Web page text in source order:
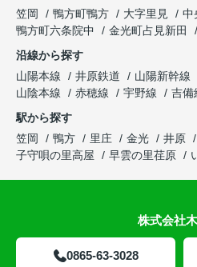
笠岡
鴨方町鴨方 大字里見 中
鴨方町六条院中
金光町占見新田
沿線から探す
山陽本線
井原鉄道 山陽新幹線
山陰本線
赤穂線 宇野線 吉備
駅から探す
笠岡
鴨方 里庄 金光 井原
子守唄の里高屋
早雲の里荏原
株式会社
0865-63-3028